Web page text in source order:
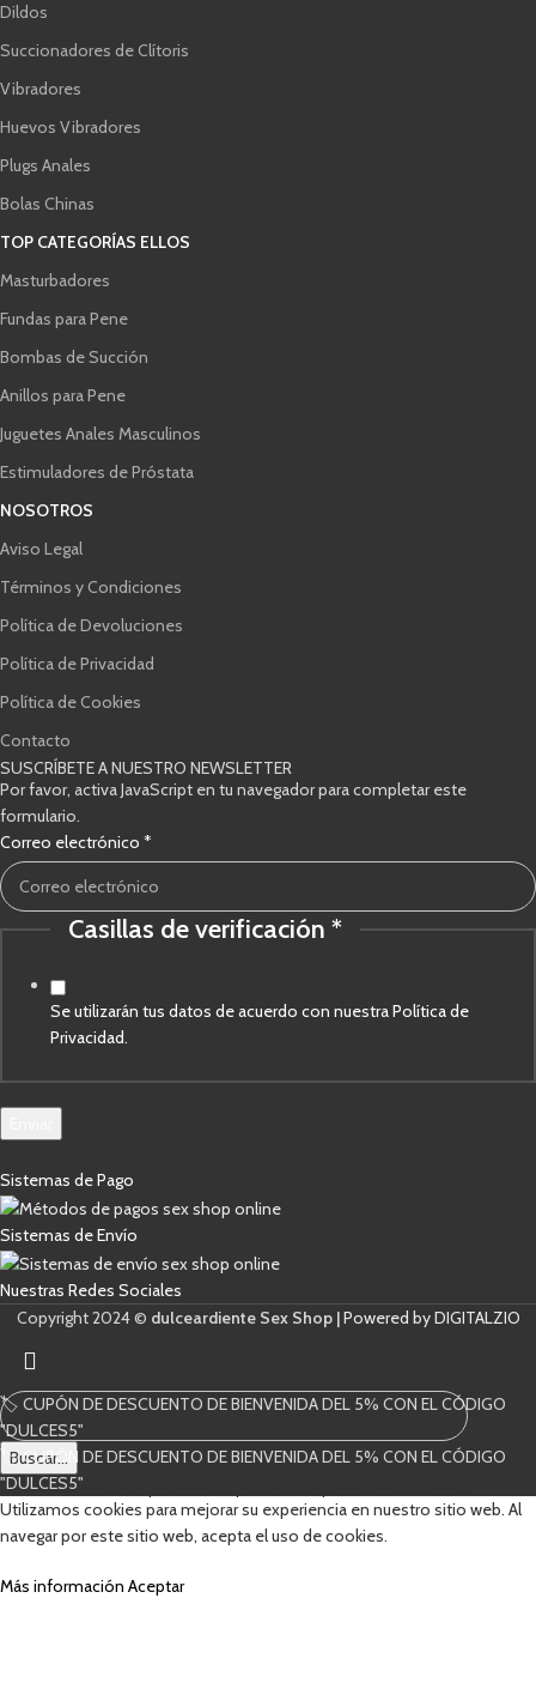
Dildos
Succionadores de Clítoris
Vibradores
Huevos Vibradores
Plugs Anales
Bolas Chinas
TOP CATEGORÍAS ELLOS
Masturbadores
Fundas para Pene
Bombas de Succión
Anillos para Pene
Juguetes Anales Masculinos
Estimuladores de Próstata
NOSOTROS
Aviso Legal
Términos y Condiciones
Política de Devoluciones
Política de Privacidad
Política de Cookies
Contacto
SUSCRÍBETE A NUESTRO NEWSLETTER
Por favor, activa JavaScript en tu navegador para completar este
formulario.
electrónico
Correo
verificación
Correo electrónico *
Casillas de verificación *
Se utilizarán tus datos de acuerdo con nuestra Política de
Privacidad.
Sistemas de Pago
Sistemas de Envío
Nuestras Redes Sociales
Copyright 2024 © dulceardiente Sex Shop |Powered by DIGITALZIO
Buscar...
Comienza a escribir para ver los productos que estás buscando.
🏷️ CUPÓN DE DESCUENTO DE BIENVENIDA DEL 5% CON EL CÓDIGO
"DULCES5"
🏷️ CUPÓN DE DESCUENTO DE BIENVENIDA DEL 5% CON EL CÓDIGO
"DULCES5"
Utilizamos cookies para mejorar su experiencia en nuestro sitio web. Al
navegar por este sitio web, acepta el uso de cookies.
Más información Aceptar